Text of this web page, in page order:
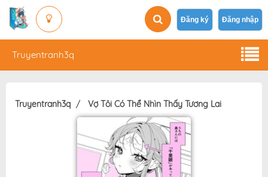
Đăng ký Đăng nhập
Truyentranh3q
Truyentranh3q Vợ Tôi Có Thể Nhìn Thấy Tương Lai